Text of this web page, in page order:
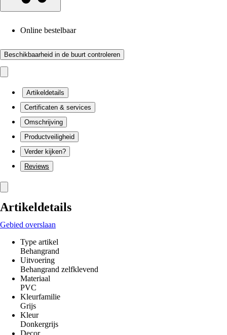
Online bestelbaar
Beschikbaarheid in de buurt controleren
Artikeldetails
Certificaten & services
Omschrijving
Productveiligheid
Verder kijken?
Reviews
Artikeldetails
Gebied overslaan
Type artikel
Behangrand
Uitvoering
Behangrand zelfklevend
Materiaal
PVC
Kleurfamilie
Grijs
Kleur
Donkergrijs
Decor